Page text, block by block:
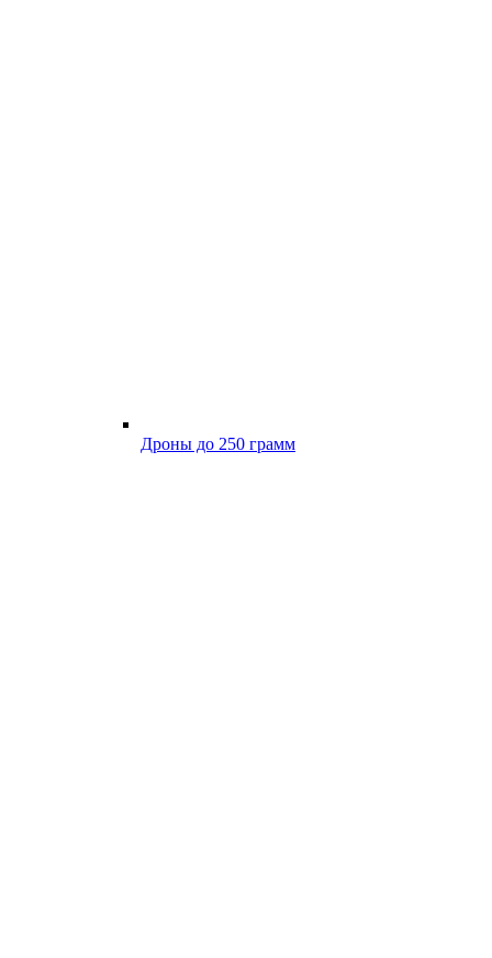
Дроны до 250 грамм